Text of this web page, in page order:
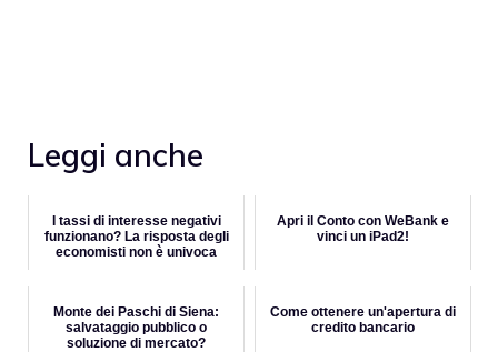
Leggi anche
I tassi di interesse negativi
funzionano? La risposta degli
economisti non è univoca
Apri il Conto con WeBank e
vinci un iPad2!
Monte dei Paschi di Siena:
salvataggio pubblico o
soluzione di mercato?
Come ottenere un'apertura di
credito bancario